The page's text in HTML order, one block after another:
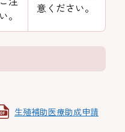
。
意ください。
生殖補助医療助成申請